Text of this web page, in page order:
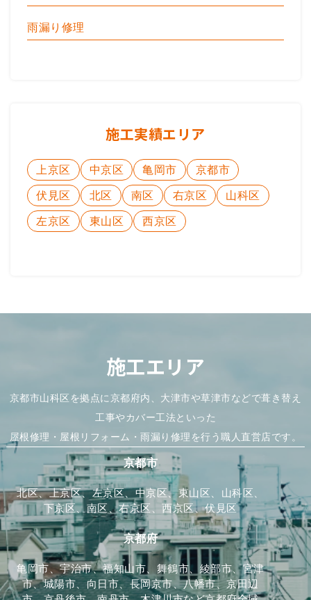
雨漏り修理
施工実績エリア
上京区 中京区 亀岡市 京都市
伏見区 北区 南区 右京区 山科区
左京区 東山区 西京区
施工エリア
京都市山科区を拠点に京都府内、大津市や草津市などで葺き替え
工事やカバー工法といった
屋根修理・屋根リフォーム・雨漏り修理を行う職人直営店です。
京都市
北区、上京区、左京区、中京区、東山区、山科区、
下京区、南区、右京区、西京区、伏見区
京都府
亀岡市、宇治市、福知山市、舞鶴市、綾部市、宮津
市、城陽市、向日市、長岡京市、八幡市、京田辺